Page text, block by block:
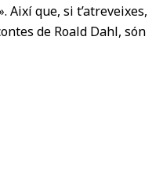
que, si t’atreveixes,
de Roald Dahl, són